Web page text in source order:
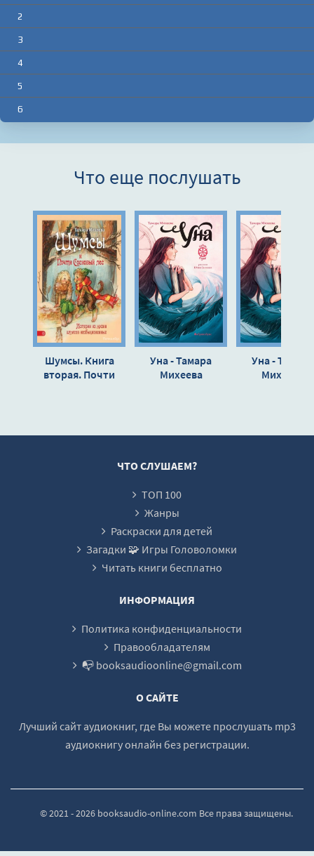
2
3
4
5
6
Что еще послушать
Шумсы. Книга
вторая. Почти
Уна - Тамара
Михеева
Уна - Тамара
Михеева
ЧТО СЛУШАЕМ?
ТОП 100
Жанры
Раскраски для детей
Загадки 🧩 Игры Головоломки
Читать книги бесплатно
ИНФОРМАЦИЯ
Политика конфиденциальности
Правообладателям
📭 booksaudioonline@gmail.com
О САЙТЕ
Лучший сайт аудиокниг, где Вы можете прослушать mp3
аудиокнигу онлайн без регистрации.
© 2021 - 2026 booksaudio-online.com Все права защищены.